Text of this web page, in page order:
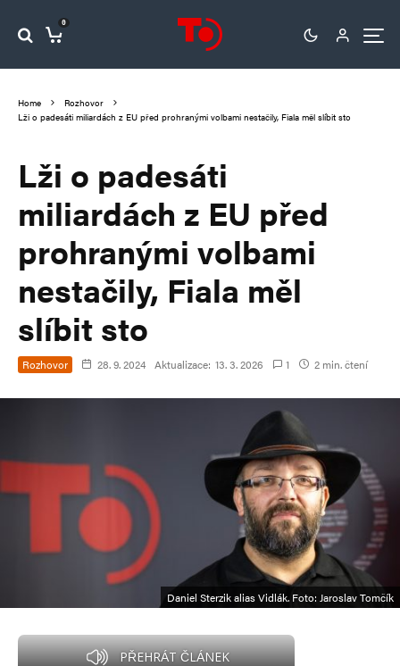
0
Home
Rozhovor
Lži o padesáti miliardách z EU před prohranými volbami nestačily, Fiala měl slíbit sto
Lži o padesáti
miliardách z EU před
prohranými volbami
nestačily, Fiala měl
slíbit sto
Rozhovor 28. 9. 2024 Aktualizace: 13. 3. 2026 1 2 min. čtení
Daniel Sterzik alias Vidlák. Foto: Jaroslav Tomčík
PŘEHRÁT ČLÁNEK